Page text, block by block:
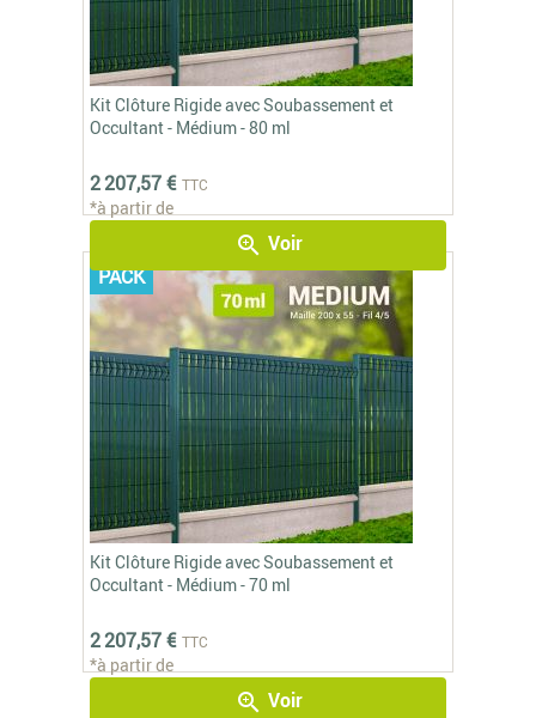
Kit Clôture Rigide avec Soubassement et
Occultant - Médium - 80 ml
2 207,57 € TTC
*à partir de
zoom_in Voir
Kit Clôture Rigide avec Soubassement et
Occultant - Médium - 70 ml
2 207,57 € TTC
*à partir de
zoom_in Voir
PACK